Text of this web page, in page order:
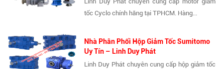
tốc Cyclo chính hãng tại TPHCM. Hàng...
Nhà Phân Phối Hộp Giảm Tốc Sumitomo
Uy Tín – Linh Duy Phát
Linh Duy Phát chuyên cung cấp hộp giảm tốc